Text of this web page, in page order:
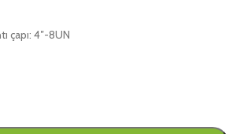
çapı: 4″-8UN